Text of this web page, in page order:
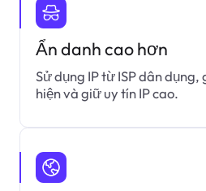
Ẩn danh cao hơn
Sử dụng IP từ ISP dân
hiện và giữ uy tín IP cao.